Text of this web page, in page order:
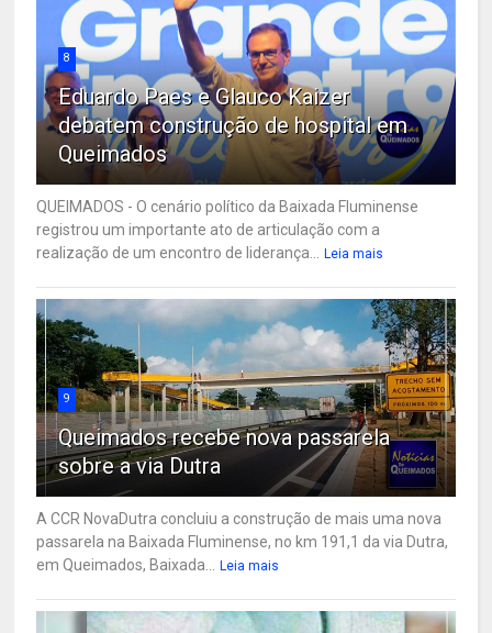
8
Eduardo Paes e Glauco Kaizer
debatem construção de hospital em
Queimados
QUEIMADOS - O cenário político da Baixada Fluminense
registrou um importante ato de articulação com a
realização de um encontro de liderança...
Leia mais
9
Queimados recebe nova passarela
sobre a via Dutra
A CCR NovaDutra concluiu a construção de mais uma nova
passarela na Baixada Fluminense, no km 191,1 da via Dutra,
em Queimados, Baixada...
Leia mais